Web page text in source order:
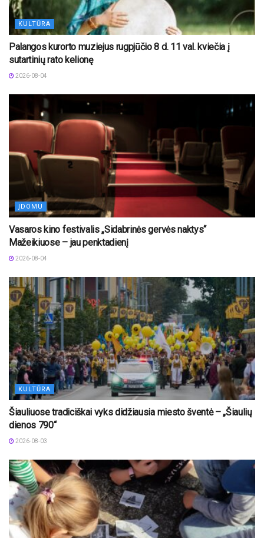
KULTŪRA
Palangos kurorto muziejus rugpjūčio 8 d. 11 val. kviečia į
sutartinių rato kelionę
2026-08-04
ĮDOMU
Vasaros kino festivalis „Sidabrinės gervės naktys“
Mažeikiuose – jau penktadienį
2026-08-04
KULTŪRA
Šiauliuose tradiciškai vyks didžiausia miesto šventė – „Šiaulių
dienos 790“
2026-08-03